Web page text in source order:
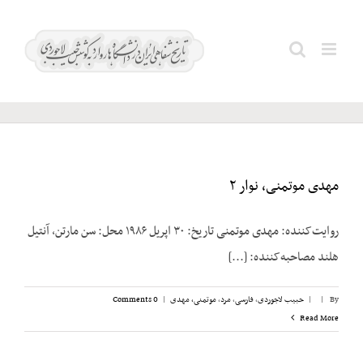
خسروشاهی؛
مهدی موتمنی، نوار ۲
روایت‌کننده: مهدی موتمنی تاریخ: ۳۰ اپریل ۱۹۸۶ محل: سن مارتن، آنتیل
هلند مصاحبه‌کننده: [...]
By
|
| حبیب لاجوردی,فارسی,مرد,موتمنی، مهدی |
0 Comments
Read More